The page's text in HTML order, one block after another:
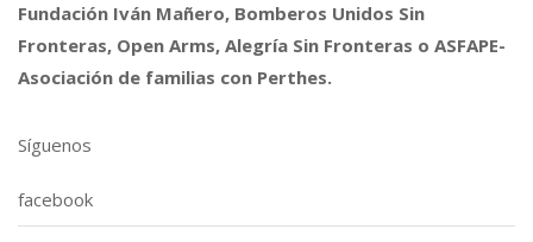
Fundación Iván Mañero, Bomberos Unidos Sin
Fronteras, Open Arms, Alegría Sin Fronteras o ASFAPE-
Asociación de familias con Perthes.
Síguenos
facebook